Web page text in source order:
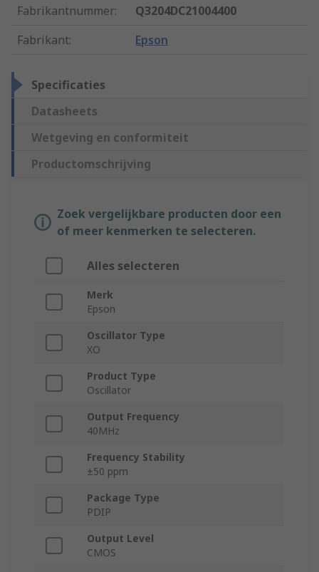
Fabrikantnummer:
Q3204DC21004400
Fabrikant: Epson
Specificaties
Datasheets
Wetgeving en conformiteit
Productomschrijving
Zoek vergelijkbare producten door een
of meer kenmerken te selecteren.
Alles selecteren
Merk
Epson
Oscillator Type
XO
Product Type
Oscillator
Output Frequency
40MHz
Frequency Stability
±50 ppm
Package Type
PDIP
Output Level
CMOS